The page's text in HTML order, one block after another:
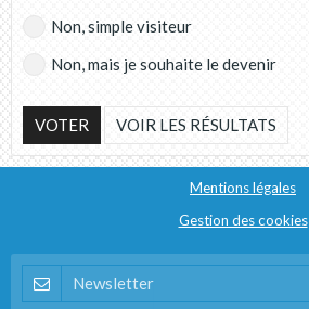
Non, simple visiteur
Non, mais je souhaite le devenir
VOTER VOIR LES RÉSULTATS
Mentions légales
Gestion des cookies